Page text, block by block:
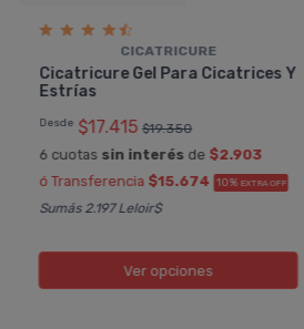
CICATRICURE
Cicatricure Gel Para Cicatrices Y
Estrí­as
Desde $17.415 $19.350
6 cuotas sin interésde $2.903
ó Transferencia $15.674 10% EXTRA OFF
Sumás 2.197 Leloir$
Ver opciones